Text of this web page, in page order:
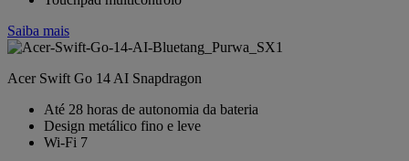
Saiba mais
Acer Swift Go 14 AI Snapdragon
Até 28 horas de autonomia da bateria
Design metálico fino e leve
Wi-Fi 7